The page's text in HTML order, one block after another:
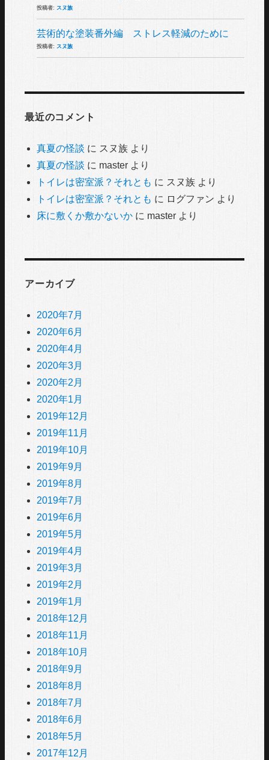
投稿者:スヌ族
芸術的な塗装番外編 ストレス軽減のために
投稿者:スヌ族
最近のコメント
真夏の怪談 に スヌ族 より
真夏の怪談 に master より
トイレは密室派？それとも に スヌ族 より
トイレは密室派？それとも に ログファン より
床に敷くか敷かないか に master より
アーカイブ
2020年7月
2020年6月
2020年4月
2020年3月
2020年2月
2020年1月
2019年12月
2019年11月
2019年10月
2019年9月
2019年8月
2019年7月
2019年6月
2019年5月
2019年4月
2019年3月
2019年2月
2019年1月
2018年12月
2018年11月
2018年10月
2018年9月
2018年8月
2018年7月
2018年6月
2018年5月
2017年12月